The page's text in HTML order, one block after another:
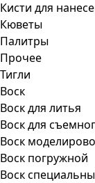
Кисти для
Кюветы
Палитры
Прочее
Тигли
Воск
Воск для литья
Воск для
Воск
Воск погружной
Воск